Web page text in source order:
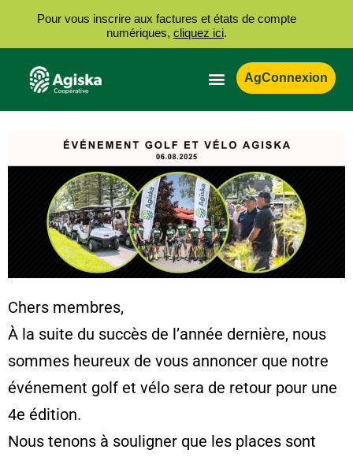
AgConnexion
Chers membres,
À la suite du succès de l’année dernière, nous
sommes heureux de vous annoncer que notre
événement golf et vélo sera de retour pour une
4e édition.
Nous tenons à souligner que les places sont
Pour vous inscrire aux factures et états de compte
numériques, cliquez ici.